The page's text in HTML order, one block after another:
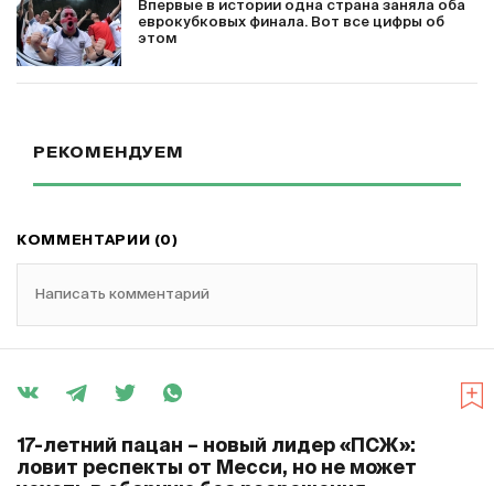
Впервые в истории одна страна заняла оба
еврокубковых финала. Вот все цифры об
этом
РЕКОМЕНДУЕМ
КОММЕНТАРИИ (0)
Написать комментарий
17-летний пацан – новый лидер «ПСЖ»:
ловит респекты от Месси, но не может